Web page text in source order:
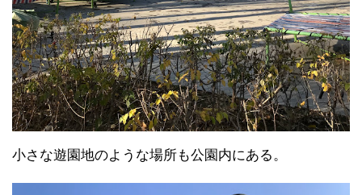
小さな遊園地のような場所も公園内にある。